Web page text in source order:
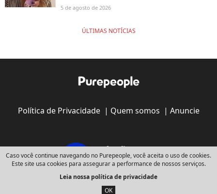
5 de agosto de 2026
ÚLTIMAS NOTÍCIAS
Política de Privacidade| Quem somos | Anuncie
Copyright © 2008 - 2026
Webedia - Todos os direitos reservados
Caso você continue navegando no Purepeople, você aceita o uso de cookies.
Este site usa cookies para assegurar a performance de nossos serviços.
Leia nossa política de privacidade
OK